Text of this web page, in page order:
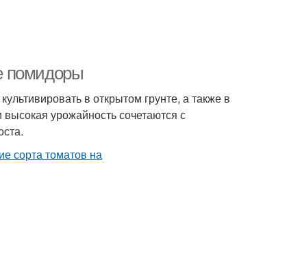
помидоры
в открытом грунте, а также в
урожайность сочетаются с